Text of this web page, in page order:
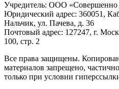
Учредитель: ООО «Совершенно
Юридический адрес: 360051,
Нальчик, ул. Пачева, д. 36
Почтовый адрес: 127247, г.
100, стр. 2
Все права защищены.
материалов запрещено,
только при условии